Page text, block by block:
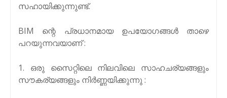
സഹായിക്കുന്നുണ്ട്.
BIM ന്റെ പ്രധാനമായ ഉപയോഗങ്ങൾ താഴെ
പറയുന്നവയാണ് :
1. ഒരു സൈറ്റിലെ നിലവിലെ സാഹചര്യങ്ങളും
സൗകര്യങ്ങളും നിർണ്ണയിക്കുന്നു :